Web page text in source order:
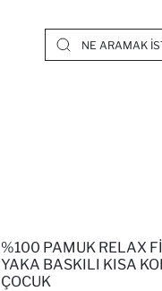
%100 PAMUK RELAX
YAKA BASKILI KISA
ÇOCUK